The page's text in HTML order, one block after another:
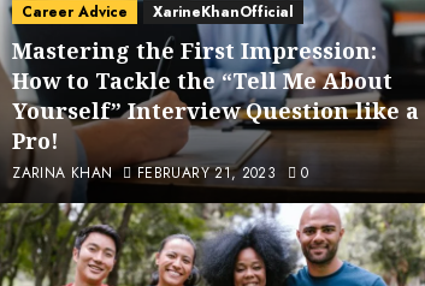
Career Advice XarineKhanOfficial
Mastering the First Impression:
How to Tackle the “Tell Me About
Yourself” Interview Question like a
Pro!
ZARINA KHAN FEBRUARY 21, 2023 0